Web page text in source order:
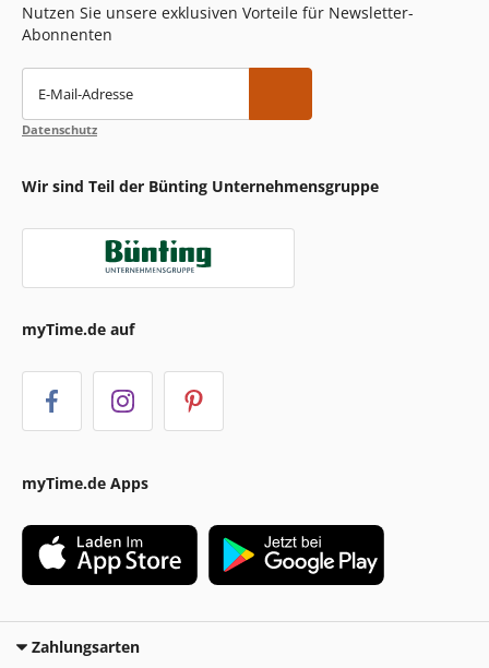
Nutzen Sie unsere exklusiven Vorteile für Newsletter-
Abonnenten
E-Mail-Adresse
Datenschutz
Wir sind Teil der Bünting Unternehmensgruppe
myTime.de auf
myTime.de Apps
Zahlungsarten